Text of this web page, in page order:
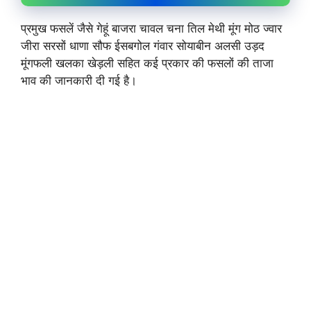
प्रमुख फसलें जैसे गेहूं बाजरा चावल चना तिल मेथी मूंग मोठ ज्वार
जीरा सरसों धाणा सौफ ईसबगोल गंवार सोयाबीन अलसी उड़द
मूंगफली खलका खेड़ली सहित कई प्रकार की फसलों की ताजा
भाव की जानकारी दी गई है।